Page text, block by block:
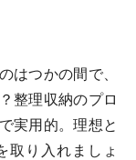
はつかの間で、
整理収納のプロ
実用的。理想と
取り入れましょ